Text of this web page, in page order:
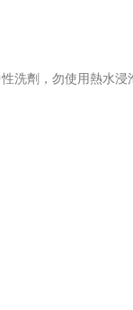
洗劑，勿使用熱水浸